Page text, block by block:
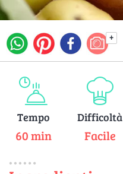
+
Tempo
60 min
Difficoltà
Facile